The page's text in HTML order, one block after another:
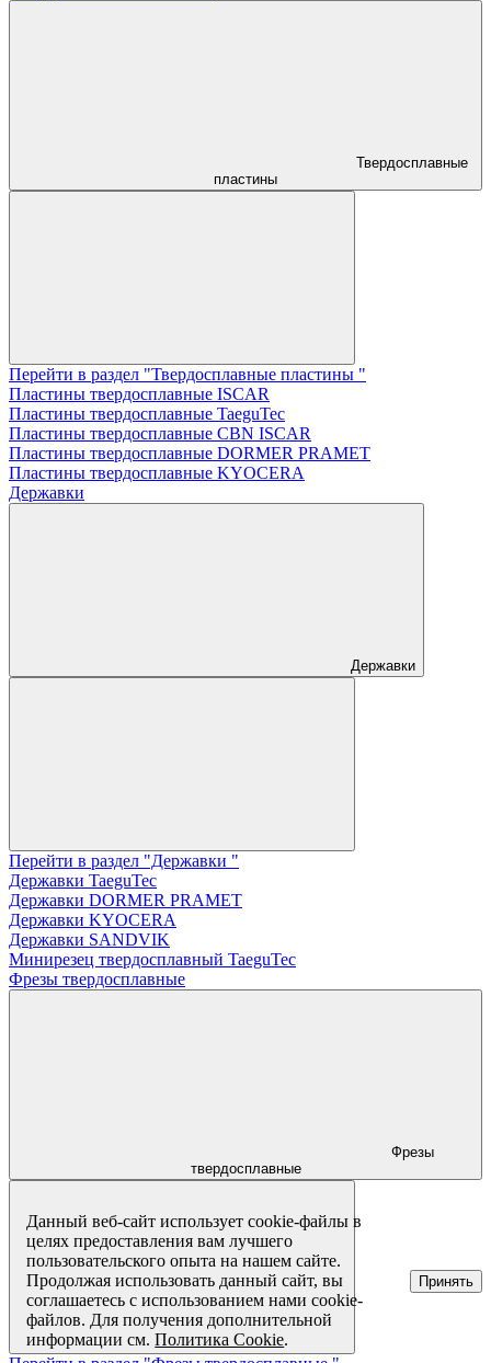
Твердосплавные
пластины
Перейти в раздел "Твердосплавные пластины "
Пластины твердосплавные ISCAR
Пластины твердосплавные TaeguTec
Пластины твердосплавные CBN ISCAR
Пластины твердосплавные DORMER PRAMET
Пластины твердосплавные KYOCERA
Державки
Державки
Перейти в раздел "Державки "
Державки TaeguTec
Державки DORMER PRAMET
Державки KYOCERA
Державки SANDVIK
Минирезец твердосплавный TaeguTec
Фрезы твердосплавные
Фрезы
твердосплавные
Данный веб-сайт использует cookie-файлы в
целях предоставления вам лучшего
пользовательского опыта на нашем сайте.
Продолжая использовать данный сайт, вы
соглашаетесь с использованием нами cookie-
файлов. Для получения дополнительной
информации см.Политика Cookie.
Принять